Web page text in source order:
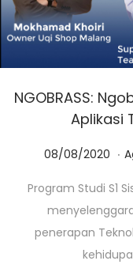
NGOBRASS:
Aplikasi
Posted on
08/08/2020 0
/
0
3
/
.
Program Studi S1
penerapan